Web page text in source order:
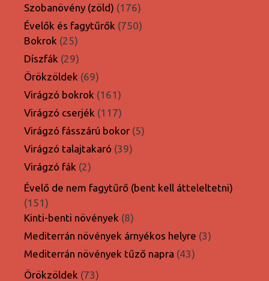
Szobanövény (zöld) 176176
termék
Évelők és fagytűrők 750750
Bokrok 2525
termék
Díszfák 2929
termék
Örökzöldek 6969
termék
Virágzó bokrok 161161
termék
Virágzó cserjék 117117
termék
Virágzó fásszárú bokor 55
Virágzó talajtakaró 3939
Virágzó fák 22
termék
Évelő de nem fagytűrő (bent kell átteleltetni)
151151
termék
Kinti-benti növények 88
termék
Mediterrán növények árnyékos helyre 33
Mediterrán növények tűző napra 4343
Örökzöldek 7373